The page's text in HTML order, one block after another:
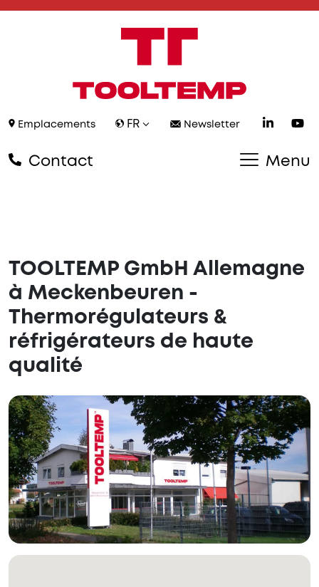
Emplacements FR Newsletter
Contact Menu
TOOLTEMP GmbH Allemagne
à Meckenbeuren -
Thermorégulateurs &
réfrigérateurs de haute
qualité